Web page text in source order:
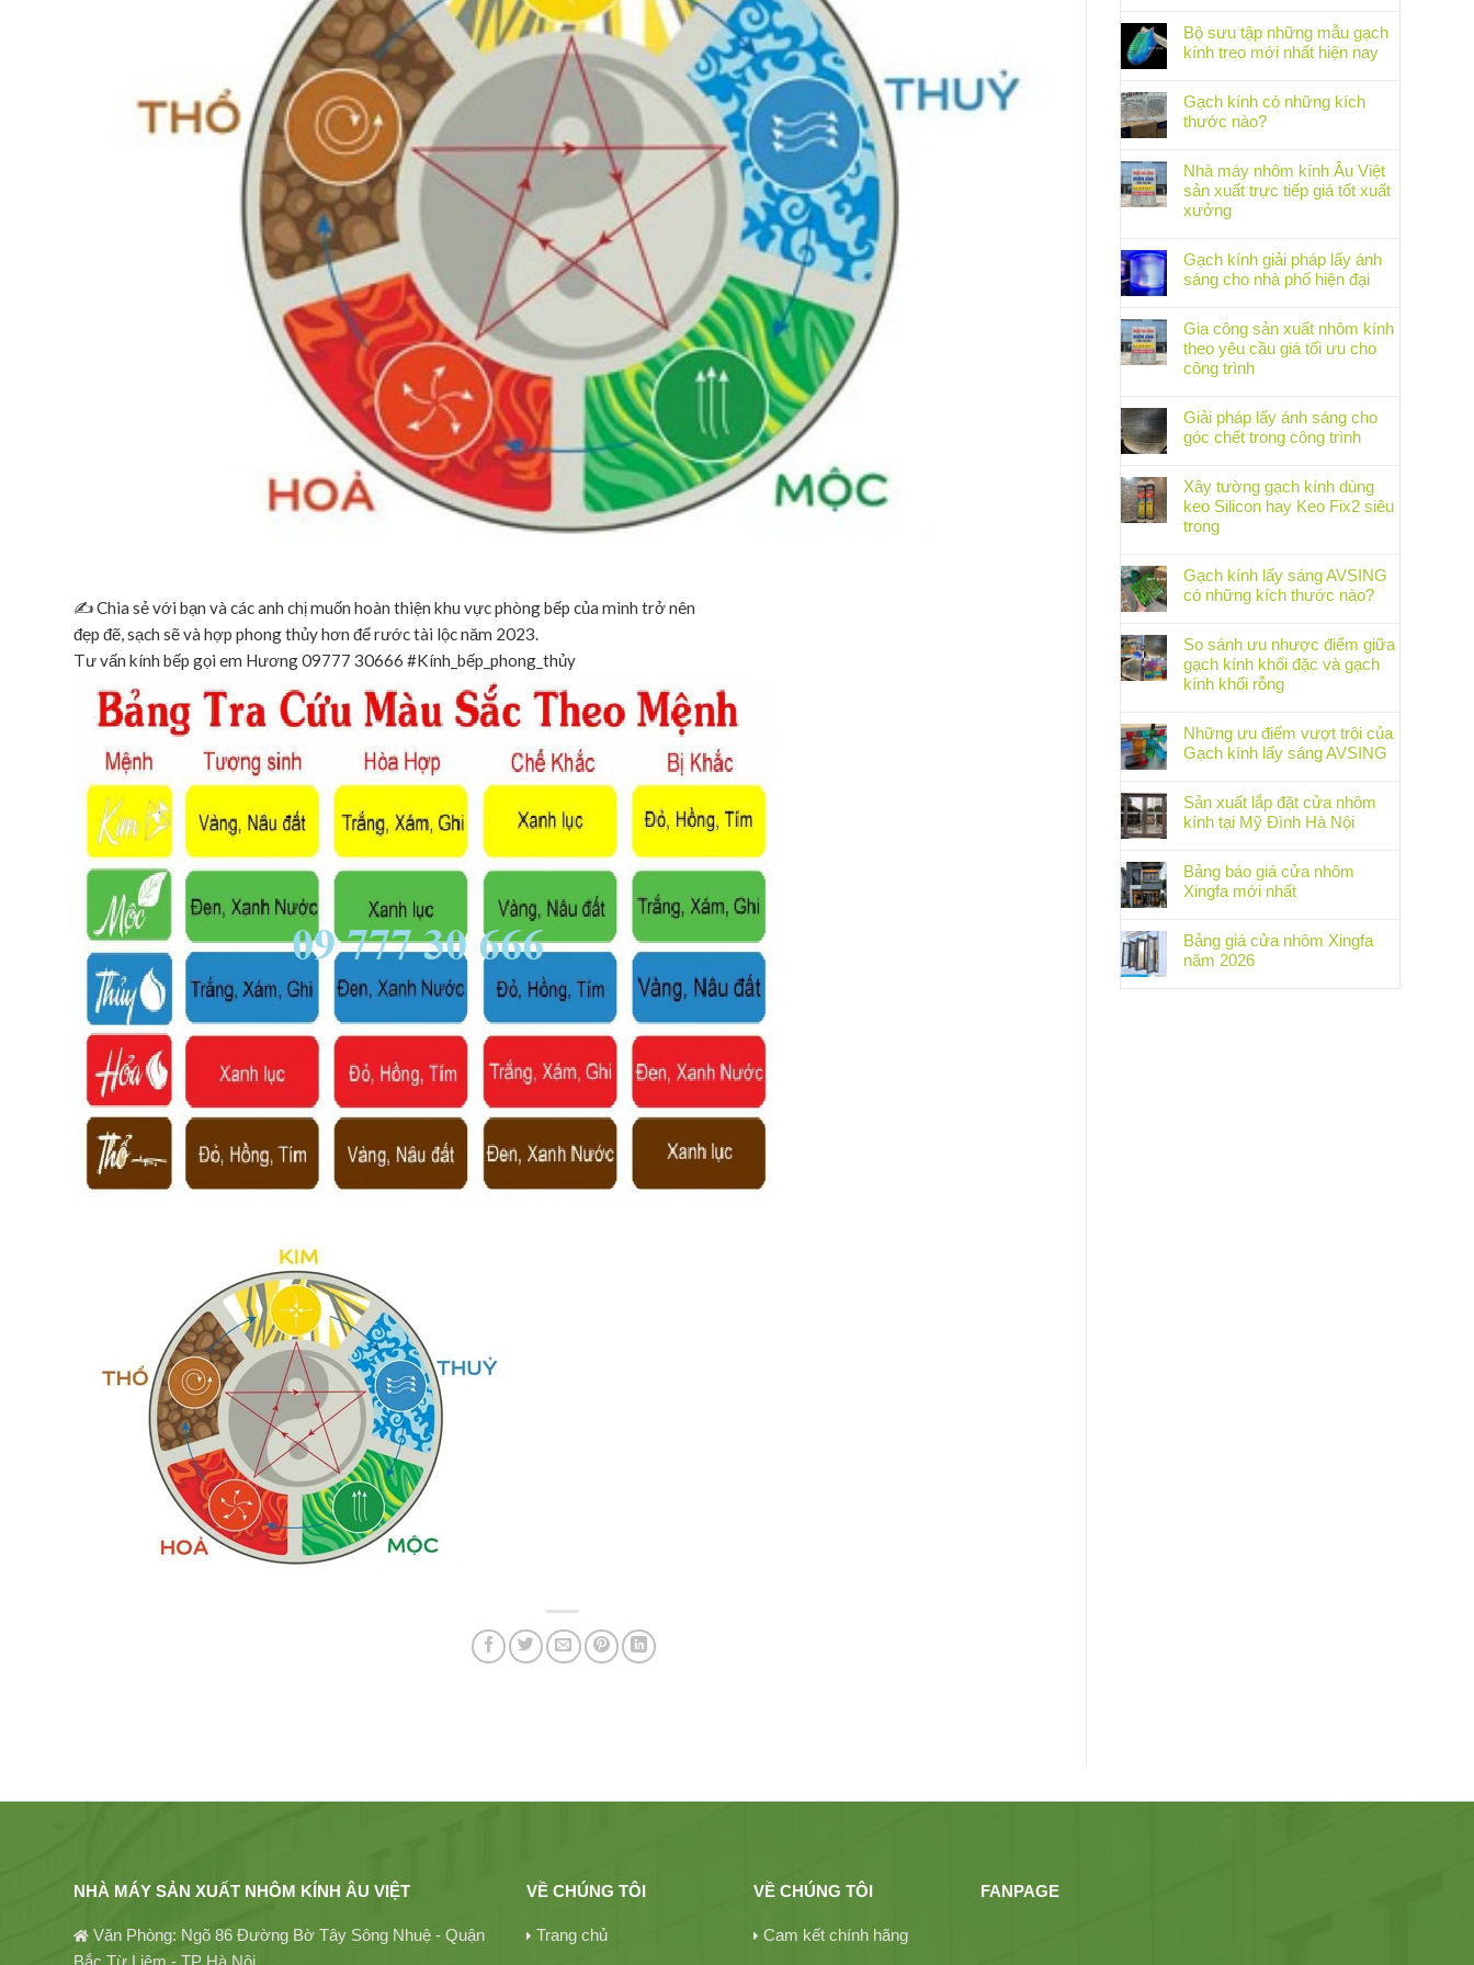
✍️ Chia sẻ với bạn và các anh chị muốn hoàn thiện khu vực phòng bếp của mình trở nên
đẹp đẽ, sạch sẽ và hợp phong thủy hơn để rước tài lộc năm 2023.
Tư vấn kính bếp gọi em Hương 09777 30666 #Kính_bếp_phong_thủy
Bộ sưu tập những mẫu gạch
kính treo mới nhất hiện nay
Gạch kính có những kích
thước nào?
Nhà máy nhôm kính Âu Việt
sản xuất trực tiếp giá tốt xuất
xưởng
Gạch kính giải pháp lấy ánh
sáng cho nhà phố hiện đại
Gia công sản xuất nhôm kính
theo yêu cầu giá tối ưu cho
công trình
Giải pháp lấy ánh sáng cho
góc chết trong công trình
Xây tường gạch kính dùng
keo Silicon hay Keo Fix2 siêu
trong
Gạch kính lấy sáng AVSING
có những kích thước nào?
So sánh ưu nhược điểm giữa
gạch kính khối đặc và gạch
kính khối rỗng
Những ưu điểm vượt trội của
Gạch kính lấy sáng AVSING
Sản xuất lắp đặt cửa nhôm
kính tại Mỹ Đình Hà Nội
Bảng báo giá cửa nhôm
Xingfa mới nhất
Bảng giá cửa nhôm Xingfa
năm 2026
NHÀ MÁY SẢN XUẤT NHÔM KÍNH ÂU VIỆT
Văn Phòng: Ngõ 86 Đường Bờ Tây Sông Nhuệ - Quận
Bắc Từ Liêm - TP Hà Nội
VỀ CHÚNG TÔI
Trang chủ
VỀ CHÚNG TÔI
Cam kết chính hãng
FANPAGE